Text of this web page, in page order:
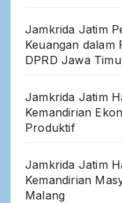
Jamkrida Jatim
Keuangan dalam
DPRD Jawa
Jamkrida Jatim
Kemandirian
Produktif
Jamkrida Jatim
Kemandirian
Malang